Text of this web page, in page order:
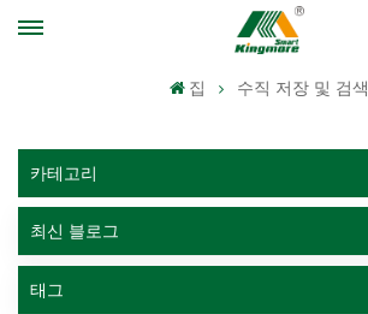
집 수직 저장 및 검색
카테고리
최신 블로그
태그